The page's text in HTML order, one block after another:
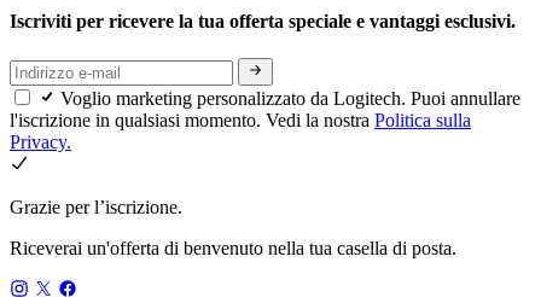
Iscriviti per ricevere la tua offerta speciale e vantaggi esclusivi.
Voglio marketing personalizzato da Logitech. Puoi annullare
l'iscrizione in qualsiasi momento. Vedi la nostra Politica sulla
Privacy.
Grazie per l’iscrizione.
Riceverai un'offerta di benvenuto nella tua casella di posta.